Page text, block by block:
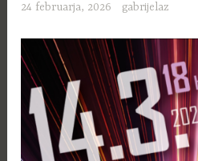
24 februarja, 2026 gabrijelaz